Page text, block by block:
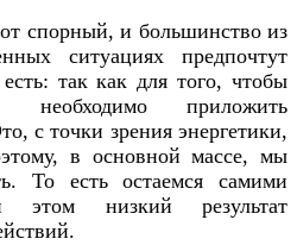
спорный, и большинство из
ситуациях предпочтут
так как для того, чтобы
необходимо приложить
с точки зрения энергетики,
в основной массе, мы
То есть остаемся самими
этом низкий результат